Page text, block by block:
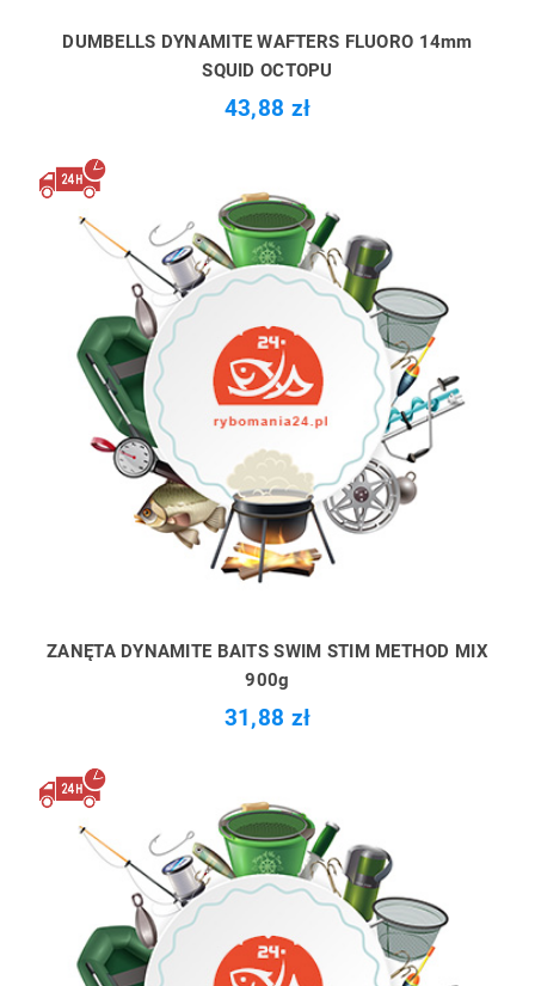
DUMBELLS DYNAMITE WAFTERS FLUORO 14mm
SQUID OCTOPU
43,88 zł
ZANĘTA DYNAMITE BAITS SWIM STIM METHOD MIX
900g
31,88 zł